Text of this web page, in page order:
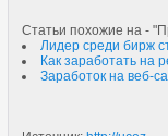
Статьи похожие на -
Лидер среди бирж
Как заработать на
Заработок на веб-